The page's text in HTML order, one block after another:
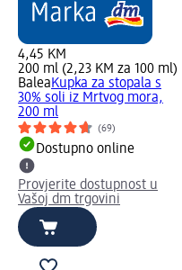
4,45 KM
200 ml (2,23 KM za 100 ml)
BaleaKupka za stopala s
30% soli iz Mrtvog mora,
200 ml
(69)
Dostupno online
Provjerite dostupnost u
Vašoj dm trgovini